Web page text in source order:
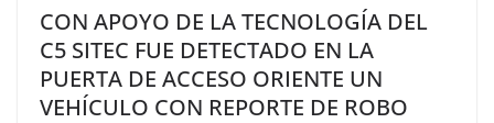
CON APOYO DE LA TECNOLOGÍA DEL
C5 SITEC FUE DETECTADO EN LA
PUERTA DE ACCESO ORIENTE UN
VEHÍCULO CON REPORTE DE ROBO